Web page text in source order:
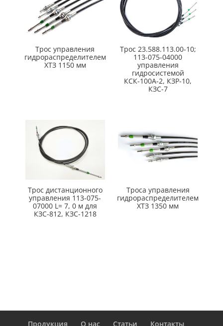
Трос управления
гидрораспределителем
ХТЗ 1150 мм
Трос 23.588.113.00-10;
113-075-04000
управления
гидросистемой
КСК-100А-2, КЗР-10,
КЗС-7
Трос дистанционного
управления 113-075-
07000 L= 7, 0 м для
КЗС-812, КЗС-1218
Троса управления
гидрораспределителем
ХТЗ 1350 мм
Продукция О нас Статьи Контакты